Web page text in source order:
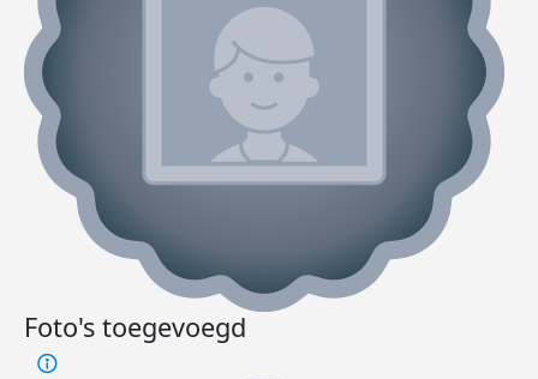
Foto's toegevoegd